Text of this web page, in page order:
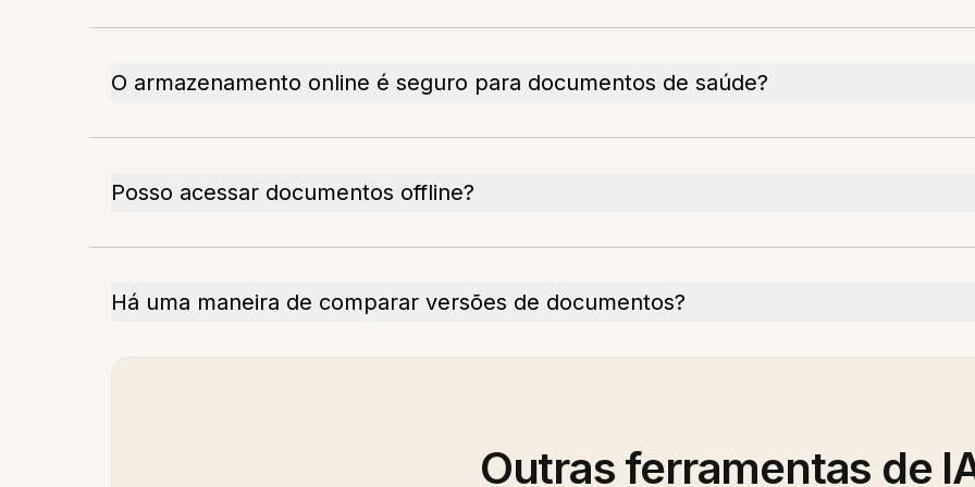
O armazenamento online é seguro para documentos de saúde?
Posso acessar documentos offline?
Há uma maneira de comparar versões de documentos?
Outras ferramentas de